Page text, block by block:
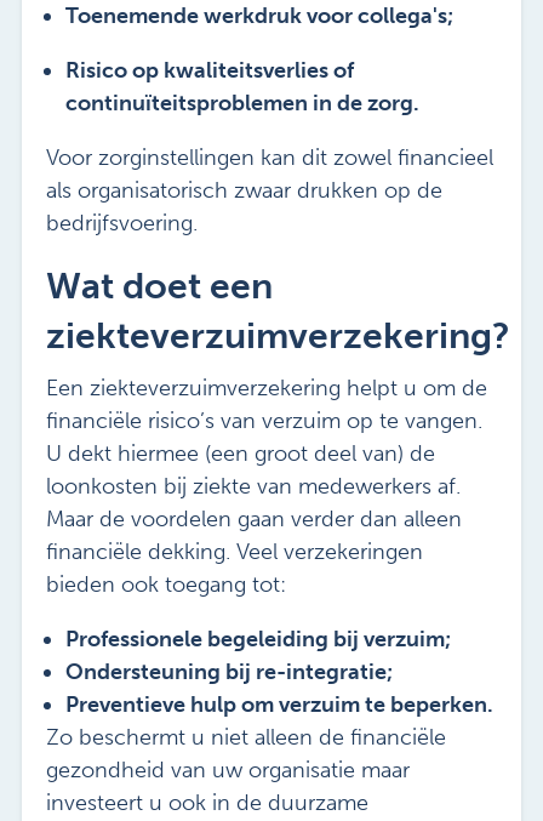
Toenemende werkdruk voor collega's;
Risico op kwaliteitsverlies of
continuïteitsproblemen in de zorg.
Voor zorginstellingen kan dit zowel financieel
als organisatorisch zwaar drukken op de
bedrijfsvoering.
Wat doet een
ziekteverzuimverzekering?
Een ziekteverzuimverzekering helpt u om de
financiële risico’s van verzuim op te vangen.
U dekt hiermee (een groot deel van) de
loonkosten bij ziekte van medewerkers af.
Maar de voordelen gaan verder dan alleen
financiële dekking. Veel verzekeringen
bieden ook toegang tot:
Professionele begeleiding bij verzuim;
Ondersteuning bij re-integratie;
Preventieve hulp om verzuim te beperken.
Zo beschermt u niet alleen de financiële
gezondheid van uw organisatie maar
investeert u ook in de duurzame